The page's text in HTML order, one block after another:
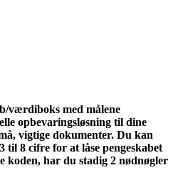
værdiboks med målene
opbevaringsløsning til dine
vigtige dokumenter. Du kan
til 8 cifre for at låse pengeskabet
koden, har du stadig 2 nødnøgler